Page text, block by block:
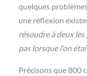
quelques
une réflexion
résoudre à deux les
pas lorsque l’on
Précisons que 800